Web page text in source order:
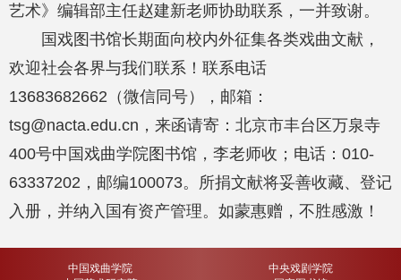
艺术》编辑部主任赵建新老师协助联系，一并致谢。
国戏图书馆长期面向校内外征集各类戏曲文献，
欢迎社会各界与我们联系！联系电话
13683682662（微信同号），邮箱：
tsg@nacta.edu.cn，来函请寄：北京市丰台区万泉寺
400号中国戏曲学院图书馆，李老师收；电话：010-
63337202，邮编100073。所捐文献将妥善收藏、登记
入册，并纳入国有资产管理。如蒙惠赠，不胜感激！
中国戏曲学院
中央戏剧学院